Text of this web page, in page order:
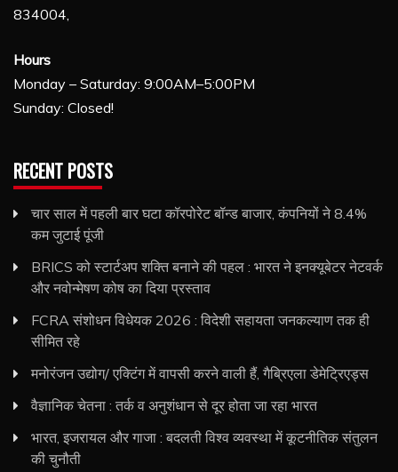
834004,
Hours
Monday – Saturday: 9:00AM–5:00PM
Sunday: Closed!
RECENT POSTS
चार साल में पहली बार घटा कॉरपोरेट बॉन्ड बाजार, कंपनियों ने 8.4%
कम जुटाई पूंजी
BRICS को स्टार्टअप शक्ति बनाने की पहल : भारत ने इनक्यूबेटर नेटवर्क
और नवोन्मेषण कोष का दिया प्रस्ताव
FCRA संशोधन विधेयक 2026 : विदेशी सहायता जनकल्याण तक ही
सीमित रहे
मनोरंजन उद्योग/ एक्टिंग में वापसी करने वाली हैं, गैब्रिएला डेमेट्रिएड्स
वैज्ञानिक चेतना : तर्क व अनुशंधान से दूर होता जा रहा भारत
भारत, इजरायल और गाजा : बदलती विश्व व्यवस्था में कूटनीतिक संतुलन
की चुनौती